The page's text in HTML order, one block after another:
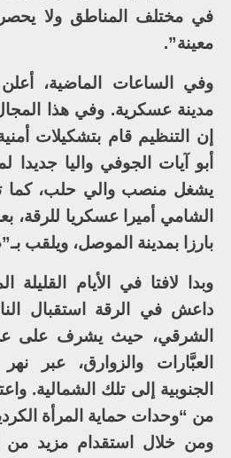
في مختلف المناطق ولا
معينة”.
وفي الساعات الماضية،
مدينة عسكرية. وفي هذا
إن التنظيم قام بتشكيلات
أبو آيات الجوفي واليا جديدا
يشغل منصب والي حلب، كما
الشامي أميرا عسكريا للرقة،
بارزا بمدينة الموصل، ويلقب
وبدا لافتا في الأيام القليلة
داعش في الرقة استقبال
الشرقي، حيث يشرف على
العبَّارات والزوارق، عبر
الجنوبية إلى تلك الشمالية.
من “وحدات حماية المرأة
ومن خلال استقدام مزيد من